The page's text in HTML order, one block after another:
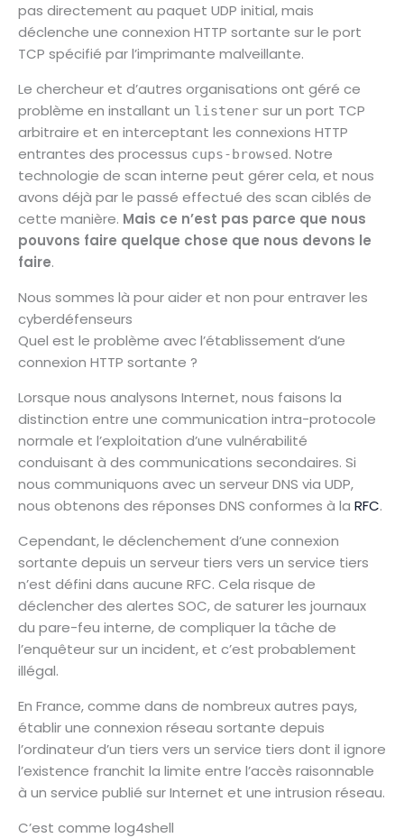
pas directement au paquet UDP initial, mais
déclenche une connexion HTTP sortante sur le port
TCP spécifié par l’imprimante malveillante.
Le chercheur et d’autres organisations ont géré ce
problème en installant un listener sur un port TCP
arbitraire et en interceptant les connexions HTTP
entrantes des processus cups-browsed. Notre
technologie de scan interne peut gérer cela, et nous
avons déjà par le passé effectué des scan ciblés de
cette manière. Mais ce n’est pas parce que nous
pouvons faire quelque chose que nous devons le
faire.
Nous sommes là pour aider et non pour entraver les
cyberdéfenseurs
Quel est le problème avec l’établissement d’une
connexion HTTP sortante ?
Lorsque nous analysons Internet, nous faisons la
distinction entre une communication intra-protocole
normale et l’exploitation d’une vulnérabilité
conduisant à des communications secondaires. Si
nous communiquons avec un serveur DNS via UDP,
nous obtenons des réponses DNS conformes à la RFC.
Cependant, le déclenchement d’une connexion
sortante depuis un serveur tiers vers un service tiers
n’est défini dans aucune RFC. Cela risque de
déclencher des alertes SOC, de saturer les journaux
du pare-feu interne, de compliquer la tâche de
l’enquêteur sur un incident, et c’est probablement
illégal.
En France, comme dans de nombreux autres pays,
établir une connexion réseau sortante depuis
l’ordinateur d’un tiers vers un service tiers dont il ignore
l’existence franchit la limite entre l’accès raisonnable
à un service publié sur Internet et une intrusion réseau.
C’est comme log4shell